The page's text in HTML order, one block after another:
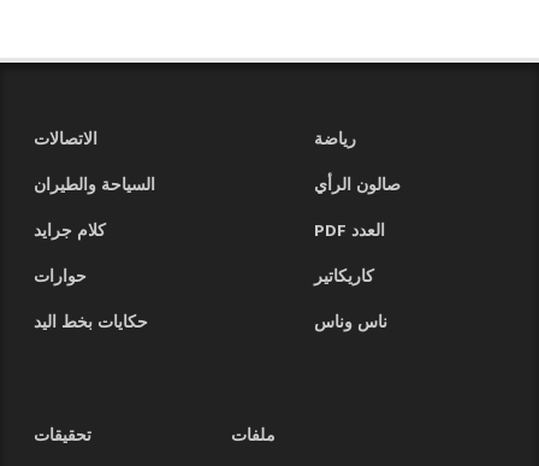
رياضة
الاتصالات
صالون الرأي
السياحة والطيران
العدد PDF
كلام جرايد
كاريكاتير
حوارات
ناس وناس
حكايات بخط اليد
ملفات
تحقيقات